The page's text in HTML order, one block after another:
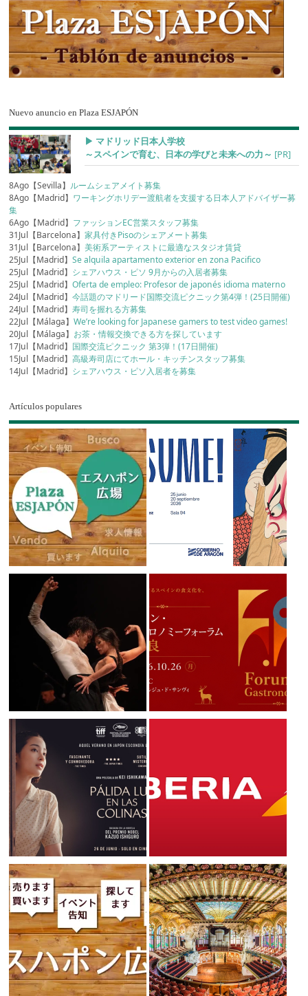
Nuevo anuncio en Plaza ESJAPÓN
▶︎ マドリッド日本人学校
～スペインで育む、日本の学びと未来への力～ [PR]
8Ago【Sevilla】 ルームシェアメイト募集
8Ago【Madrid】 ワーキングホリデー渡航者を支援する日本人アドバイザー募
集
6Ago【Madrid】 ファッションEC営業スタッフ募集
31Jul【Barcelona】家具付きPisoのシェアメート募集
31Jul【Barcelona】美術系アーティストに最適なスタジオ賃貸
25Jul【Madrid】Se alquila apartamento exterior en zona Pacifico
25Jul【Madrid】 シェアハウス・ピソ 9月からの入居者募集
25Jul【Madrid】Oferta de empleo: Profesor de japonés idioma materno
24Jul【Madrid】今話題のマドリード国際交流ピクニック第4弾！(25日開催)
24Jul【Madrid】寿司を握れる方募集
22Jul【Málaga】We’re looking for Japanese gamers to test video games!
20Jul【Málaga】 お茶・情報交換できる方を探しています
17Jul【Madrid】 国際交流ピクニック 第3弾！(17日開催)
15Jul【Madrid】高級寿司店にてホール・キッチンスタッフ募集
14Jul【Madrid】 シェアハウス・ピソ入居者を募集
Artículos populares